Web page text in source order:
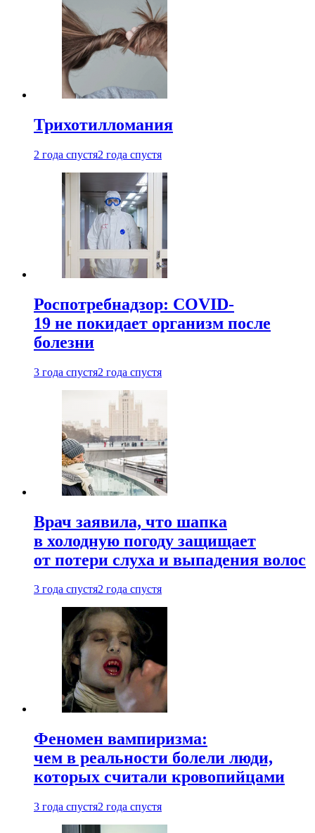
Трихотилломания
2 года спустя2 года спустя
Роспотребнадзор: COVID-
19 не покидает организм после
болезни
3 года спустя2 года спустя
Врач заявила, что шапка
в холодную погоду защищает
от потери слуха и выпадения волос
3 года спустя2 года спустя
Феномен вампиризма:
чем в реальности болели люди,
которых считали кровопийцами
3 года спустя2 года спустя